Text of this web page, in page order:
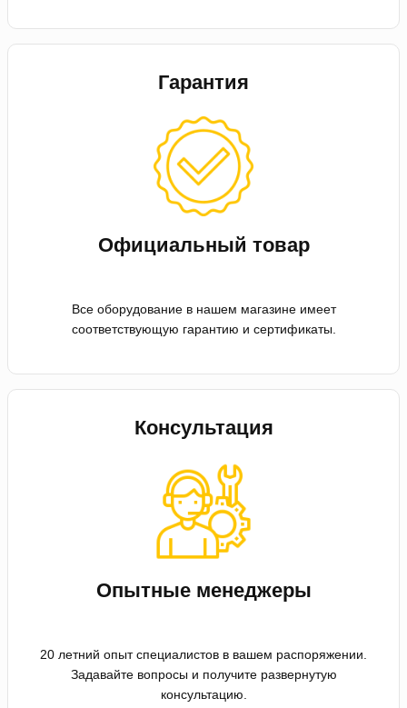
Гарантия
Официальный товар
Все оборудование в нашем магазине имеет
соответствующую гарантию и сертификаты.
Консультация
Опытные менеджеры
20 летний опыт специалистов в вашем распоряжении.
Задавайте вопросы и получите развернутую
консультацию.